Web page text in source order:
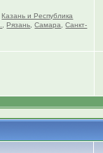
,Казань и Республика
,Рязань ,Самара ,Санкт-